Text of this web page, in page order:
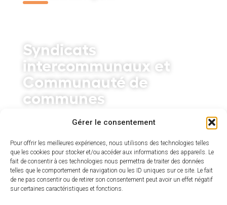
Gérer le consentement
Pour offrir les meilleures expériences, nous utilisons des technologies telles
que les cookies pour stocker et/ou accéder aux informations des appareils. Le
fait de consentir à ces technologies nous permettra de traiter des données
telles que le comportement de navigation ou les ID uniques sur ce site. Le fait
de ne pas consentir ou de retirer son consentement peut avoir un effet négatif
sur certaines caractéristiques et fonctions.
Syndicats
intercommunaux et
Communauté de
communes
M’implanter à Saint-
Priest-des-Champs
Découvrir